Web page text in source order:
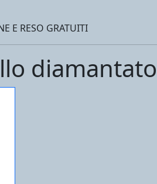
E RESO GRATUITI
diamantato